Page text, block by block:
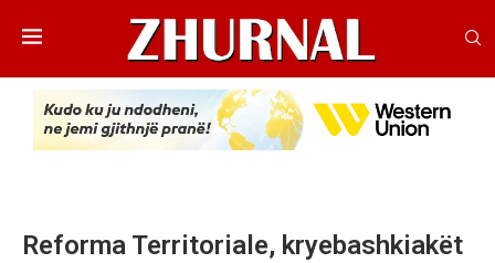
Reforma Territoriale, kryebashkiakët